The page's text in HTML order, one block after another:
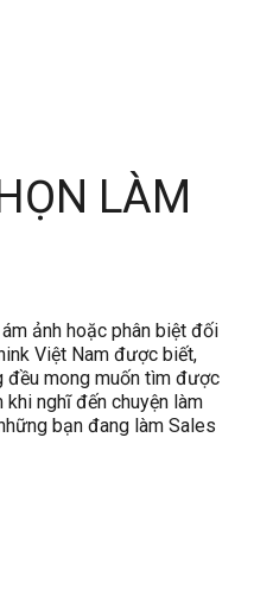
LÀM
ảnh hoặc phân biệt đối
Việt Nam được biết,
đều mong muốn tìm được
khi nghĩ đến chuyện làm
bạn đang làm Sales